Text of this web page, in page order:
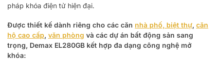
pháp khóa điện tử hiện đại.
Được thiết kế dành riêng cho các căn nhà phố, biệt thự, căn
hộ cao cấp, văn phòng và các dự án bất động sản sang
trọng, Demax EL280GB kết hợp đa dạng công nghệ mở
khóa: